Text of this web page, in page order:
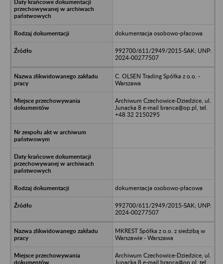
dokumentacja osobowo-płacowa
992700/611/2949/2015-SAK; UNP:
2024-00277507
C. OLSEN Trading Spółka z o.o. -
Warszawa
Archiwum Czechowice-Dziedzice, ul.
Junacka 8 e-mail branca@op.pl, tel.
+48 32 2150295
dokumentacja osobowo-płacowa
992700/611/2949/2015-SAK; UNP:
2024-00277507
MKREST Spółka z o.o. z siedzibą w
Warszawie - Warszawa
Archiwum Czechowice-Dziedzice, ul.
Junacka 8 e-mail branca@op.pl, tel.